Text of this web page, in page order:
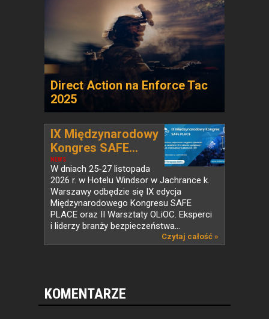
Direct Action na Enforce Tac
2025
NEWS
IX Międzynarodowy
Kongres SAFE...
W dniach 25-27 listopada
2026 r. w Hotelu Windsor w Jachrance k.
Warszawy odbędzie się IX edycja
Międzynarodowego Kongresu SAFE
PLACE oraz II Warsztaty OLiOC. Eksperci
i liderzy branży bezpieczeństwa...
Czytaj całość »
KOMENTARZE